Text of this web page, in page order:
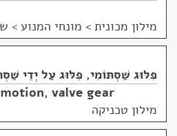
מילון מכונית > מונחי המנוע >
פִּלּוּג שַׁסְתּוֹמִי, פִּלּוּג עַל יְדֵי
, valve gear
מילון טכניקה